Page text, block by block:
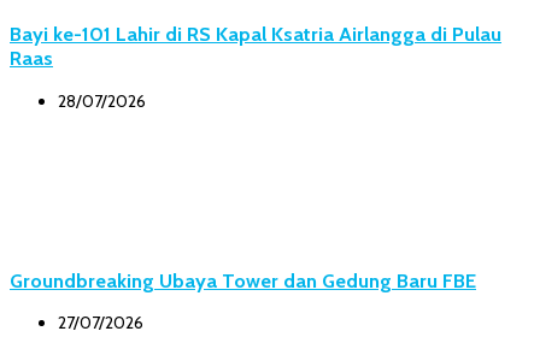
Bayi ke-101 Lahir di RS Kapal Ksatria Airlangga di Pulau
Raas
28/07/2026
Groundbreaking Ubaya Tower dan Gedung Baru FBE
27/07/2026